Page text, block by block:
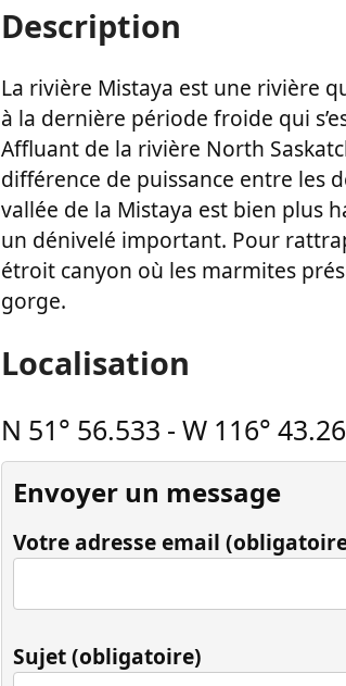
Description
La rivière Mistaya est une rivière
à la dernière période froide qui
Affluant de la rivière North
différence de puissance entre les
vallée de la Mistaya est bien plus
un dénivelé important. Pour
étroit canyon où les marmites
gorge.
Localisation
N 51° 56.533 - W 116°
Envoyer un message
Votre adresse email
Sujet (obligatoire)